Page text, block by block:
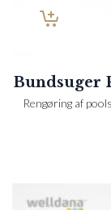
Bundsuger
Rengøring af pools